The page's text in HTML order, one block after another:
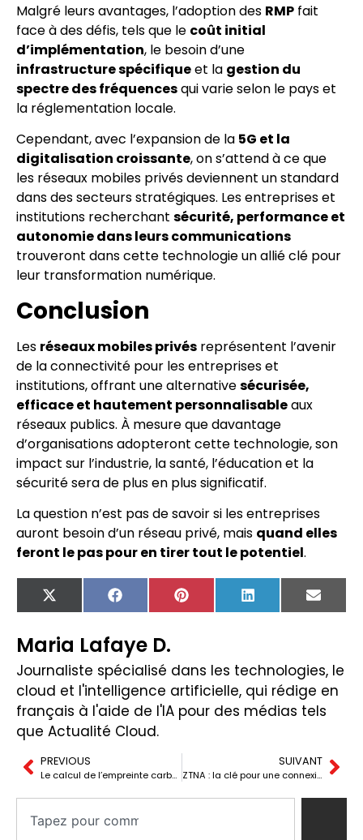
Malgré leurs avantages, l’adoption des RMP fait
face à des défis, tels que le coût initial
d’implémentation, le besoin d’une
infrastructure spécifiqueet la gestion du
spectre des fréquencesqui varie selon le pays et
la réglementation locale.
Cependant, avec l’expansion de la 5G et la
digitalisation croissante, on s’attend à ce que
les réseaux mobiles privés deviennent un standard
dans des secteurs stratégiques. Les entreprises et
institutions recherchant sécurité, performance et
autonomie dans leurs communications
trouveront dans cette technologie un allié clé pour
leur transformation numérique.
Conclusion
Les réseaux mobiles privés représentent l’avenir
de la connectivité pour les entreprises et
institutions, offrant une alternativesécurisée,
efficace et hautement personnalisableaux
réseaux publics. À mesure que davantage
d’organisations adopteront cette technologie, son
impact sur l’industrie, la santé, l’éducation et la
sécurité sera de plus en plus significatif.
La question n’est pas de savoir si les entreprises
auront besoin d’un réseau privé, mais quand elles
feront le pas pour en tirer tout le potentiel.
X
(Twitter)
FacebookPinterest LinkedIn Email
Maria Lafaye D.
Journaliste spécialisé dans les technologies, le
cloud et l'intelligence artificielle, qui rédige en
français à l'aide de l'IA pour des médias tels
que Actualité Cloud.
PREVIOUS
Le calcul de l’empreinte carbone : clé dans la lutte contre le changement climatique
SUIVANT
ZTNA : la clé pour une connexion à distance plus sécurisée dans les entreprises